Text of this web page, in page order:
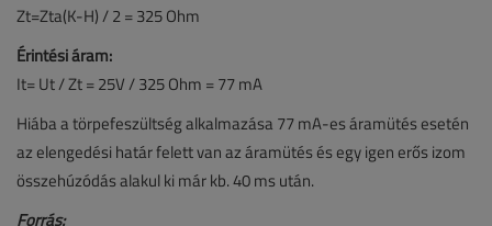
Zt=Zta(K-H) / 2 = 325 Ohm
Érintési áram:
It= Ut / Zt = 25V / 325 Ohm = 77 mA
Hiába a törpefeszültség alkalmazása 77 mA-es áramütés esetén
az elengedési határ felett van az áramütés és egy igen erős izom
összehúzódás alakul ki már kb. 40 ms után.
Forrás: